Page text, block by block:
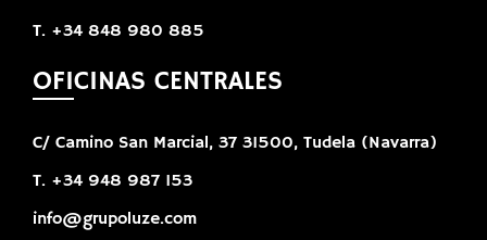
T. +34 848 980 885
OFICINAS CENTRALES
C/ Camino San Marcial, 37 31500, Tudela (Navarra)
T. +34 948 987 153
info@grupoluze.com